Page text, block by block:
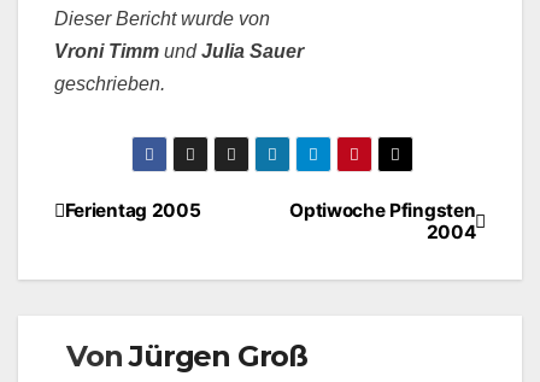
Dieser Bericht wurde von
Vroni Timm undJulia Sauer
geschrieben.
Beitragsnavigation
Optiwoche Pfingsten
2004
Ferientag 2005
VonJürgen Groß